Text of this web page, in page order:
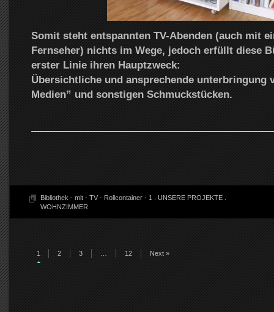
Somit steht entspannten TV-Abenden (auch mit
Fernseher) nichts im Wege, jedoch erfüllt diese
erster Linie ihren Hauptzweck:
Übersichtliche und ansprechende unterbringung
Medien” und sonstigen Schmuckstücken.
Bibliothek - mit - TV - Rollcontainer - 1 UNSERE PROJEKTE.
WOHNZIMMER
1 2 3 12 Next »